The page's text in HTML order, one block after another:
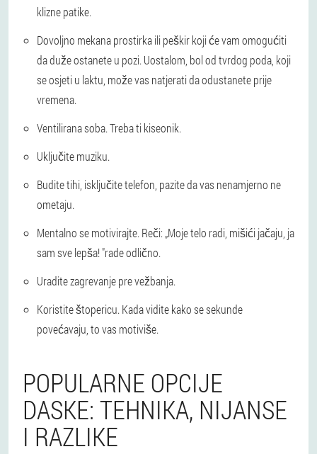
klizne patike.
Dovoljno mekana prostirka ili peškir koji će vam omogućiti
da duže ostanete u pozi. Uostalom, bol od tvrdog poda, koji
se osjeti u laktu, može vas natjerati da odustanete prije
vremena.
Ventilirana soba. Treba ti kiseonik.
Uključite muziku.
Budite tihi, isključite telefon, pazite da vas nenamjerno ne
ometaju.
Mentalno se motivirajte. Reči: „Moje telo radi, mišići jačaju, ja
sam sve lepša! "rade odlično.
Uradite zagrevanje pre vežbanja.
Koristite štopericu. Kada vidite kako se sekunde
povećavaju, to vas motiviše.
POPULARNE OPCIJE
DASKE: TEHNIKA, NIJANSE
I RAZLIKE